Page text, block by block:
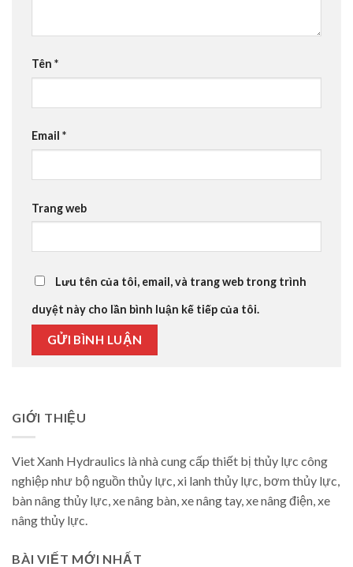
Tên *
Email *
Trang web
Lưu tên của tôi, email, và trang web trong trình
duyệt này cho lần bình luận kế tiếp của tôi.
GIỚI THIỆU
Viet Xanh Hydraulics là nhà cung cấp thiết bị thủy lực công
nghiệp như bộ nguồn thủy lực, xi lanh thủy lực, bơm thủy lực,
bàn nâng thủy lực, xe nâng bàn, xe nâng tay, xe nâng điện, xe
nâng thủy lực.
BÀI VIẾT MỚI NHẤT